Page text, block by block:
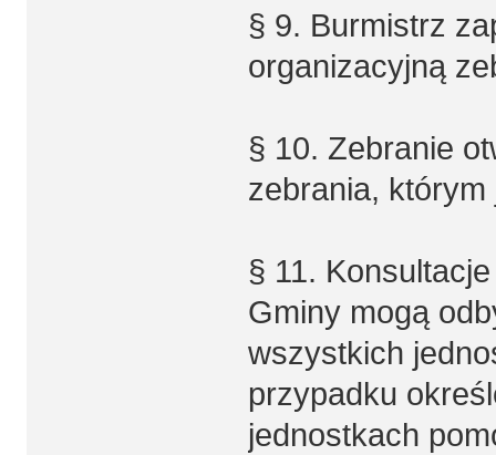
§ 9. Burmistrz
organizacyjną
§ 10. Zebranie
zebrania,
§ 11.
Gminy mogą
wszystkich
przypadku
jednostkach